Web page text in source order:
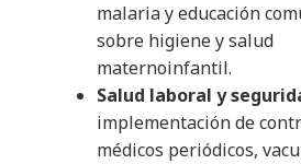
malaria y educación
sobre higiene y salud
maternoinfantil.
Salud laboral y
implementación de
médicos periódicos,